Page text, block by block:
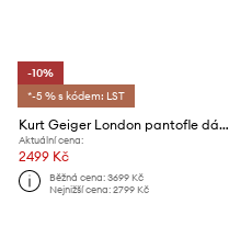
-10%
*-5 % s kódem: LST
Kurt Geiger London pantofle dámské Kensington Flat Sandal
Aktuální cena:
2499 Kč
Běžná cena:3699 Kč
Nejnižší cena:2799 Kč